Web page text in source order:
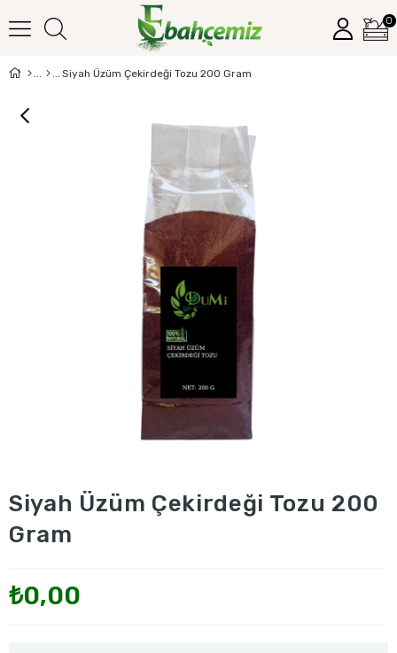
0
Siyah Üzüm Çekirdeği Tozu 200 Gram
Siyah Üzüm Çekirdeği Tozu 200
Gram
₺0,00